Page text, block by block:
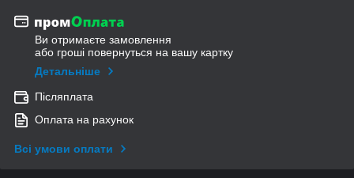
Ви отримаєте замовлення
або гроші повернуться на вашу картку
Детальніше
Післяплата
Оплата на рахунок
Всі умови оплати